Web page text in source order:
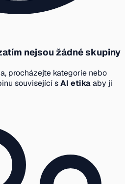
nejsou žádné skupiny
procházejte kategorie nebo
související sAI etikaaby ji